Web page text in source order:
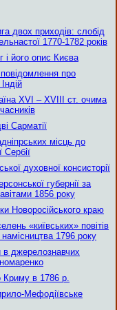
двох приходів: слобід
1770-1782 років
і його опис Києва
про
ХVІ – ХVІІІ ст. очима
Сарматії
місць до
Сербії
духовної консисторії
губернії за
1856 року
Новоросійського краю
«київських» повітів
1796 року
в джерелознавчих
Криму в 1786 р.
Мефодіївське